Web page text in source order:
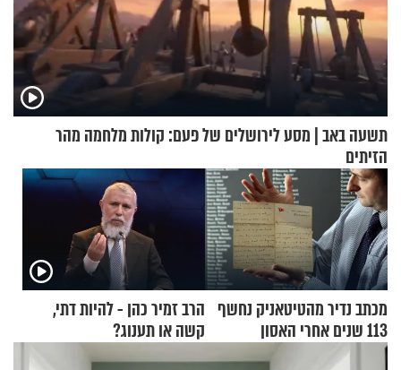
תשעה באב | מסע לירושלים של פעם: קולות מלחמה מהר
הזיתים
מכתב נדיר מהטיטאניק נחשף
113 שנים אחרי האסון
הרב זמיר כהן - להיות דתי,
קשה או תענוג?